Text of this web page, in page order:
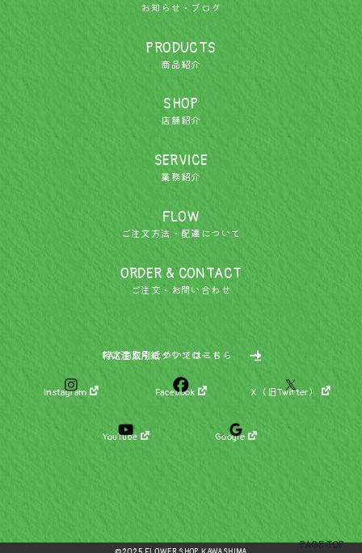
お知らせ・ブログ
PRODUCTS
商品紹介
SHOP
店舗紹介
SERVICE
業務紹介
FLOW
ご注文方法・配達について
ORDER & CONTACT
ご注文・お問い合わせ
特定商取引についてはこちら
FAX注文用紙ダウンロード
Instagram Facebook X（旧Twitter）
YouTube Google
PAGE TOP